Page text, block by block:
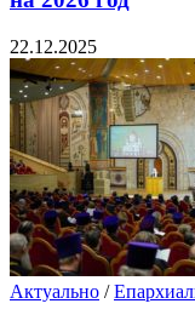
22.12.2025
Актуально /